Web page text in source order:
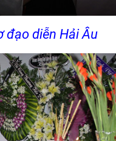
đạo diễn Hải Âu